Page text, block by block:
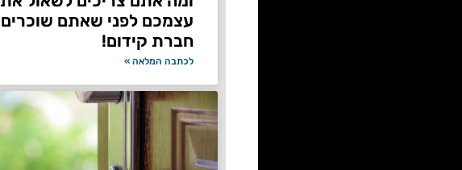
עצמכם לפני שאתם שוכרים
חברת קידום!
לכתבה המלאה »